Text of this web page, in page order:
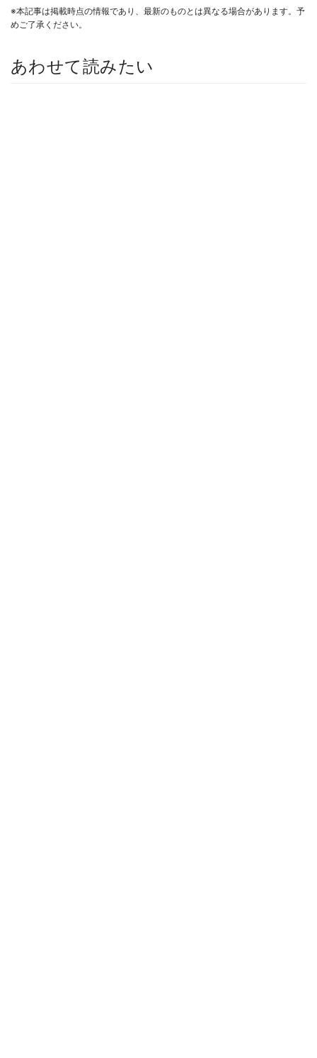
※本記事は掲載時点の情報であり、最新のものとは異なる場合があります。予
めご了承ください。
あわせて読みたい